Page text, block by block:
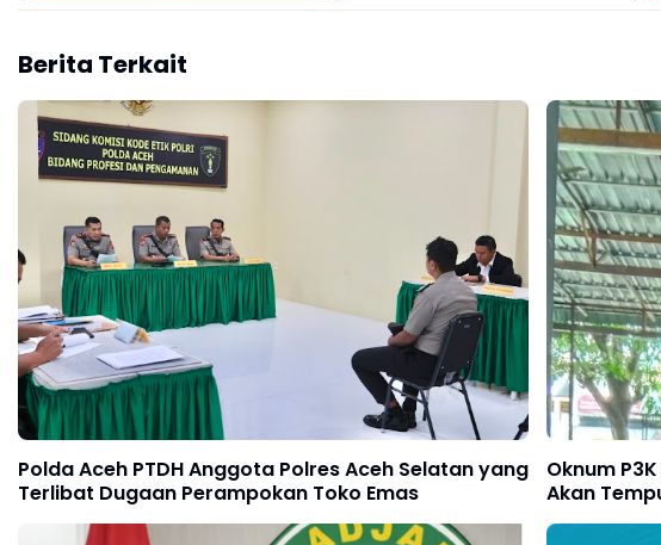
Berita Terkait
Polda Aceh PTDH Anggota Polres Aceh Selatan yang
Terlibat Dugaan Perampokan Toko Emas
Oknum
Akan